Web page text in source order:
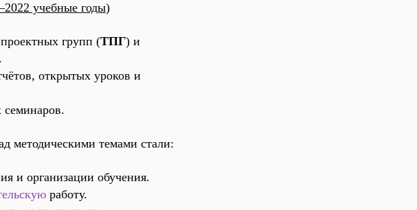
учебные годы)
групп (ТПГ) и
открытых уроков и
семинаров.
методическими темами стали:
и организации обучения.
работу.